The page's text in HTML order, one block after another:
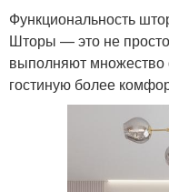
Функциональность
Шторы — это не
выполняют
гостиную более